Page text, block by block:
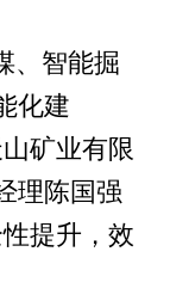
、智能掘
化建
矿业有限
理陈国强
提升，效